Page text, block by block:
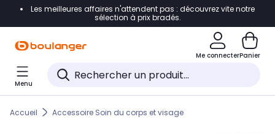
Accéder directement à la navigation
Accéder directement au pied de page
Accéder directement au chatbot
Les meilleures affaires n'attendent pas : découvrez vite notre
sélection à prix bradés.
Me connecterPanier
Menu
Accueil Accessoire Soin du corps et visage